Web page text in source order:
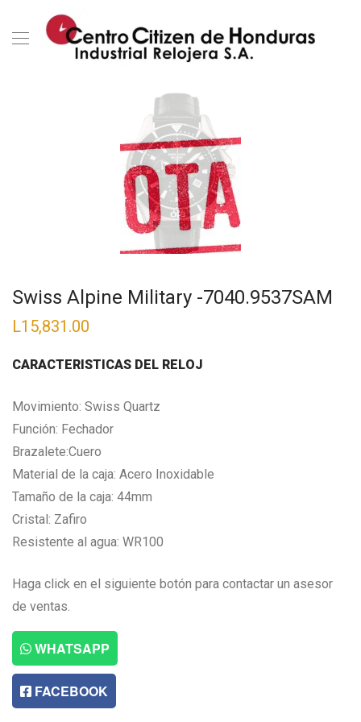
Swiss Alpine Military -7040.9537SAM
L15,831.00
CARACTERISTICAS DEL RELOJ
Movimiento: Swiss Quartz
Función: Fechador
Brazalete:Cuero
Material de la caja: Acero Inoxidable
Tamaño de la caja: 44mm
Cristal: Zafiro
Resistente al agua: WR100
Haga click en el siguiente botón para contactar un asesor
de ventas.
WHATSAPP
FACEBOOK